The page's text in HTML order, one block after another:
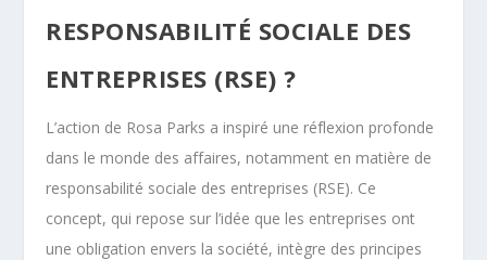
RESPONSABILITÉ SOCIALE DES
ENTREPRISES (RSE) ?
L’action de Rosa Parks a inspiré une réflexion profonde
dans le monde des affaires, notamment en matière de
responsabilité sociale des entreprises (RSE). Ce
concept, qui repose sur l’idée que les entreprises ont
une obligation envers la société, intègre des principes